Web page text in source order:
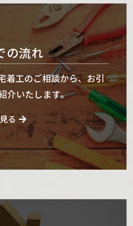
の流れ
着工のご相談から、お引
介いたします。
る